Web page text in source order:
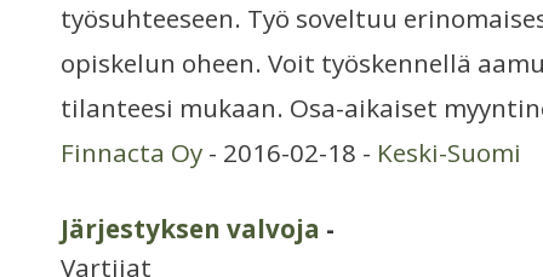
työsuhteeseen. Työ soveltuu
opiskelun oheen. Voit työskennellä
tilanteesi mukaan. Osa-aikaiset
Finnacta Oy - 2016-02-18 - Keski-Suomi
Järjestyksen valvoja -
Vartijat